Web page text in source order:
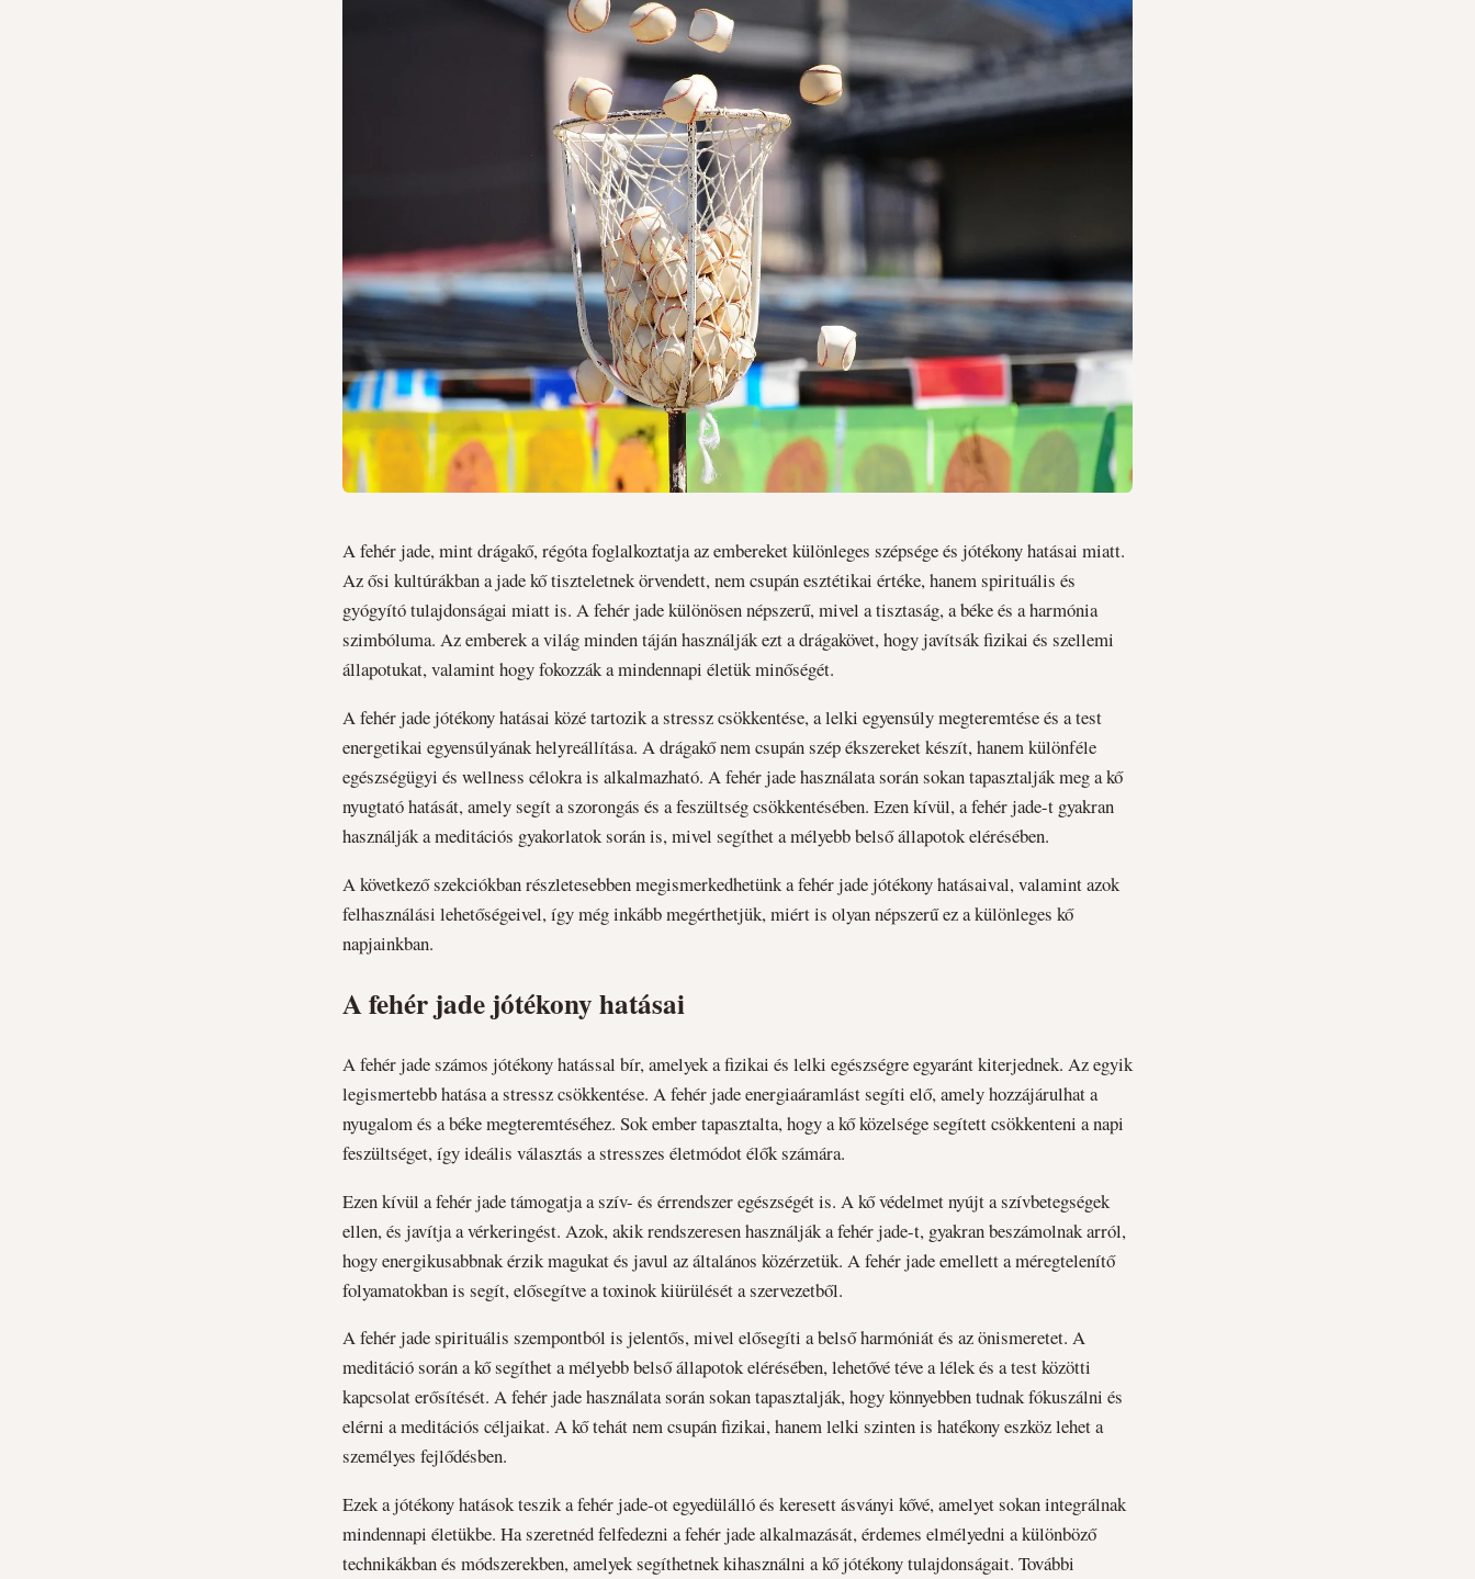
A fehér jade, mint drágakő, régóta foglalkoztatja az embereket különleges szépsége és jótékony hatásai miatt.
Az ősi kultúrákban a jade kő tiszteletnek örvendett, nem csupán esztétikai értéke, hanem spirituális és
gyógyító tulajdonságai miatt is. A fehér jade különösen népszerű, mivel a tisztaság, a béke és a harmónia
szimbóluma. Az emberek a világ minden táján használják ezt a drágakövet, hogy javítsák fizikai és szellemi
állapotukat, valamint hogy fokozzák a mindennapi életük minőségét.
A fehér jade jótékony hatásai közé tartozik a stressz csökkentése, a lelki egyensúly megteremtése és a test
energetikai egyensúlyának helyreállítása. A drágakő nem csupán szép ékszereket készít, hanem különféle
egészségügyi és wellness célokra is alkalmazható. A fehér jade használata során sokan tapasztalják meg a kő
nyugtató hatását, amely segít a szorongás és a feszültség csökkentésében. Ezen kívül, a fehér jade-t gyakran
használják a meditációs gyakorlatok során is, mivel segíthet a mélyebb belső állapotok elérésében.
A következő szekciókban részletesebben megismerkedhetünk a fehér jade jótékony hatásaival, valamint azok
felhasználási lehetőségeivel, így még inkább megérthetjük, miért is olyan népszerű ez a különleges kő
napjainkban.
A fehér jade jótékony hatásai
A fehér jade számos jótékony hatással bír, amelyek a fizikai és lelki egészségre egyaránt kiterjednek. Az egyik
legismertebb hatása a stressz csökkentése. A fehér jade energiaáramlást segíti elő, amely hozzájárulhat a
nyugalom és a béke megteremtéséhez. Sok ember tapasztalta, hogy a kő közelsége segített csökkenteni a napi
feszültséget, így ideális választás a stresszes életmódot élők számára.
Ezen kívül a fehér jade támogatja a szív- és érrendszer egészségét is. A kő védelmet nyújt a szívbetegségek
ellen, és javítja a vérkeringést. Azok, akik rendszeresen használják a fehér jade-t, gyakran beszámolnak arról,
hogy energikusabbnak érzik magukat és javul az általános közérzetük. A fehér jade emellett a méregtelenítő
folyamatokban is segít, elősegítve a toxinok kiürülését a szervezetből.
A fehér jade spirituális szempontból is jelentős, mivel elősegíti a belső harmóniát és az önismeretet. A
meditáció során a kő segíthet a mélyebb belső állapotok elérésében, lehetővé téve a lélek és a test közötti
kapcsolat erősítését. A fehér jade használata során sokan tapasztalják, hogy könnyebben tudnak fókuszálni és
elérni a meditációs céljaikat. A kő tehát nem csupán fizikai, hanem lelki szinten is hatékony eszköz lehet a
személyes fejlődésben.
Ezek a jótékony hatások teszik a fehér jade-ot egyedülálló és keresett ásványi kővé, amelyet sokan integrálnak
mindennapi életükbe. Ha szeretnéd felfedezni a fehér jade alkalmazását, érdemes elmélyedni a különböző
technikákban és módszerekben, amelyek segíthetnek kihasználni a kő jótékony tulajdonságait. További